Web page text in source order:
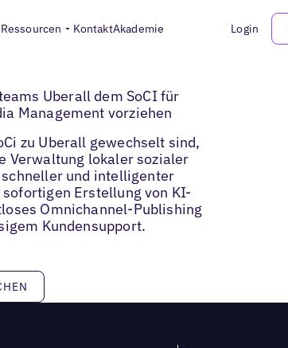
Ressourcen KontaktAkademie Login
Uberall dem SoCI für
Management vorziehen
zu Uberall gewechselt sind,
Verwaltung lokaler sozialer
und intelligenter
Erstellung von KI-
Omnichannel-Publishing
Kundensupport.